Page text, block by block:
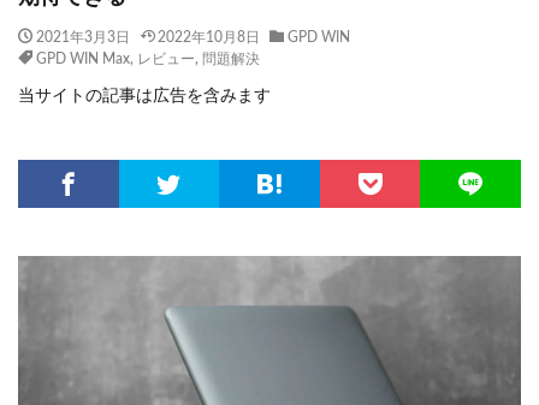
2021年3月3日 2022年10月8日
GPD WIN
GPD WIN Max, レビュー, 問題解決
当サイトの記事は広告を含みます